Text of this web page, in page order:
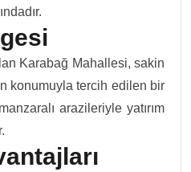
Karabağ Mahallesi, sakin
konumuyla tercih edilen bir
arazileriyle yatırım